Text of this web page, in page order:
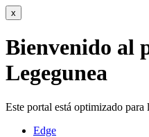
x
Bienvenido al
Legegunea
Este portal está optimizado para
Edge